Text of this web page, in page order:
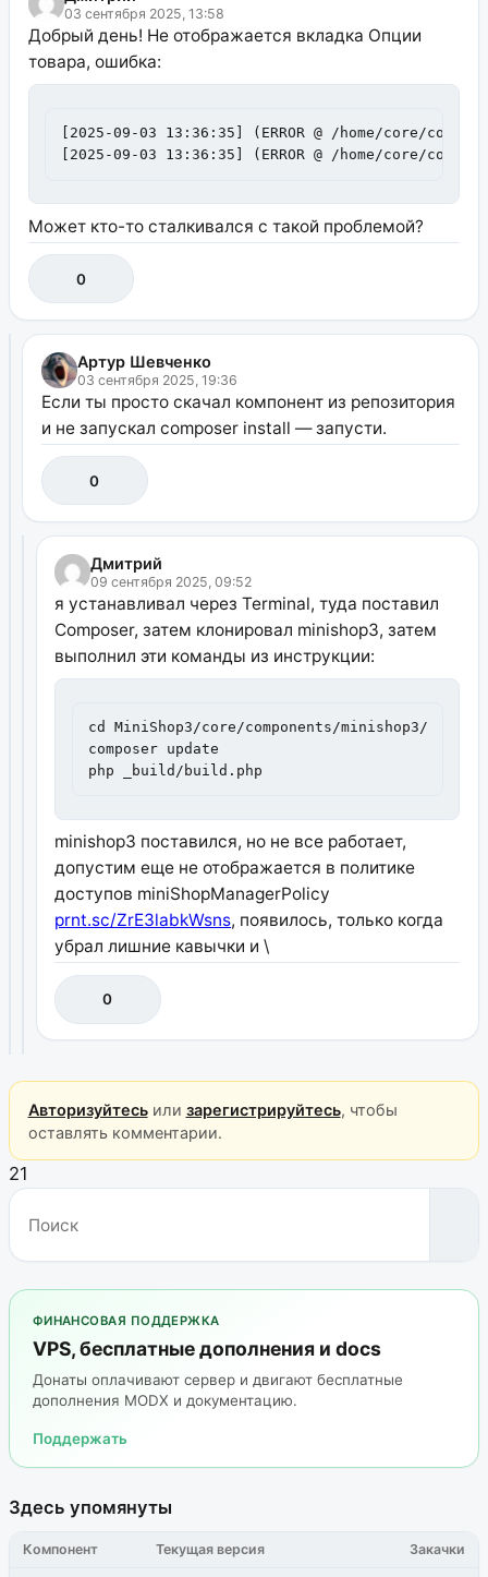
03 сентября 2025, 13:58
Добрый день! Не отображается вкладка Опции
товара, ошибка:
[2025-09-03 13:36:35] (ERROR @ /home/core/
[2025-09-03 13:36:35] (ERROR @ /home/core/
Может кто-то сталкивался с такой проблемой?
0
Артур Шевченко
03 сентября 2025, 19:36
Если ты просто скачал компонент из репозитория
и не запускал composer install — запусти.
0
Дмитрий
09 сентября 2025, 09:52
я устанавливал через Terminal, туда поставил
Composer, затем клонировал minishop3, затем
выполнил эти команды из инструкции:
cd MiniShop3/core/components/minishop3/
composer update
php _build/build.php
minishop3 поставился, но не все работает,
допустим еще не отображается в политике
доступов miniShopManagerPolicy
prnt.sc/ZrE3labkWsns, появилось, только когда
убрал лишние кавычки и \
0
Авторизуйтесьили зарегистрируйтесь, чтобы
оставлять комментарии.
21
ФИНАНСОВАЯ ПОДДЕРЖКА
VPS, бесплатные дополнения и docs
Донаты оплачивают сервер и двигают бесплатные
дополнения MODX и документацию.
Поддержать
Здесь упомянуты
Компонент Текущая версия Закачки